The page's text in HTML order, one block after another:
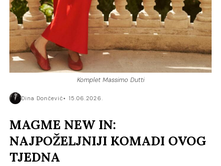
Komplet Massimo Dutti
Dina Dončević 15.06.2026.
MAGME NEW IN:
NAJPOŽELJNIJI KOMADI OVOG
TJEDNA